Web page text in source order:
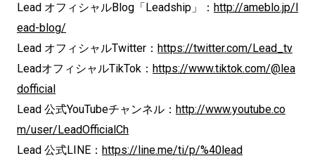
Lead オフィシャルBlog「Leadship」： http://ameblo.jp/l
ead-blog/
Lead オフィシャルTwitter： https://twitter.com/Lead_tv
LeadオフィシャルTikTok： https://www.tiktok.com/@lea
dofficial
Lead 公式YouTubeチャンネル： http://www.youtube.co
m/user/LeadOfficialCh
Lead 公式LINE： https://line.me/ti/p/%40lead